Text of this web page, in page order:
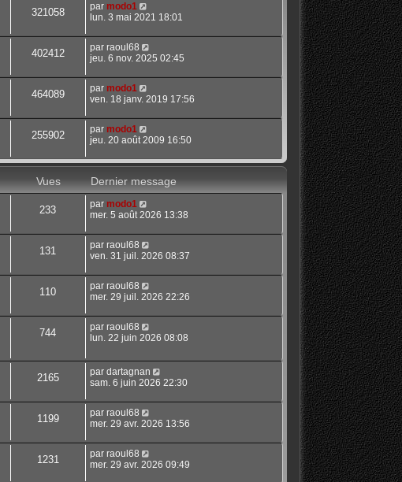
321058 par modo1
lun. 3 mai 2021 18:01
402412 par raoul68
jeu. 6 nov. 2025 02:45
464089 par modo1
ven. 18 janv. 2019 17:56
255902 par modo1
jeu. 20 août 2009 16:50
Vues
Dernier message
233 par modo1
mer. 5 août 2026 13:38
131 par raoul68
ven. 31 juil. 2026 08:37
110 par raoul68
mer. 29 juil. 2026 22:26
744 par raoul68
lun. 22 juin 2026 08:08
2165 par dartagnan
sam. 6 juin 2026 22:30
1199 par raoul68
mer. 29 avr. 2026 13:56
1231 par raoul68
mer. 29 avr. 2026 09:49